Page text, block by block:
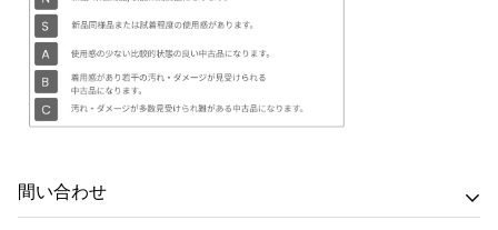
間い合わせ